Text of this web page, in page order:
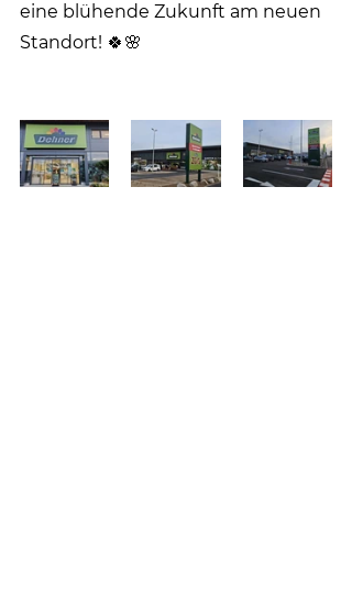
eine blühende Zukunft am neuen
Standort! 🍀🌸